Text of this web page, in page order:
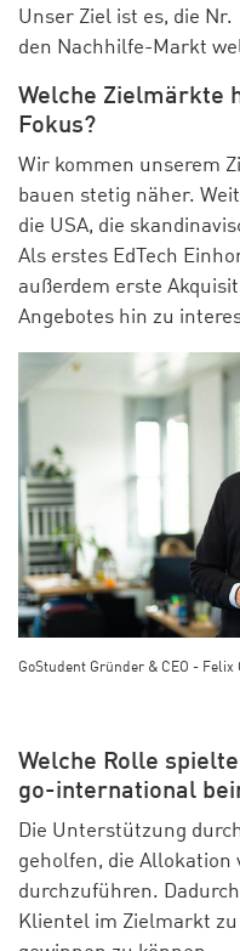
Unser Ziel ist es, die
den Nachhilfe-Markt
Welche Zielmärkte
Fokus?
Wir kommen unserem
bauen stetig näher.
die USA, die
Als erstes EdTech
außerdem erste
Angebotes hin zu
GoStudent Gründer & CEO - Felix
Welche Rolle
go-international
Die Unterstützung
geholfen, die Allokation
durchzuführen.
Klientel im Zielmarkt